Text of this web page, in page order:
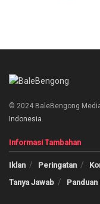
© 2024 BaleBengong
Indonesia
Informasi Tambahan
Iklan Peringatan
Tanya Jawab